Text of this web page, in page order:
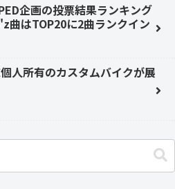
企画の投票結果ランキング
曲はTOP20に2曲ランクイン
人所有のカスタムバイクが展